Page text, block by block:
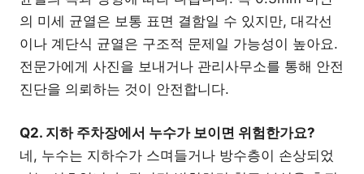
의 미세 균열은 보통 표면 결함일 수 있지만, 대각선
이나 계단식 균열은 구조적 문제일 가능성이 높아요.
전문가에게 사진을 보내거나 관리사무소를 통해 안전
진단을 의뢰하는 것이 안전합니다.
Q2. 지하 주차장에서 누수가 보이면 위험한가요?
네, 누수는 지하수가 스며들거나 방수층이 손상되었